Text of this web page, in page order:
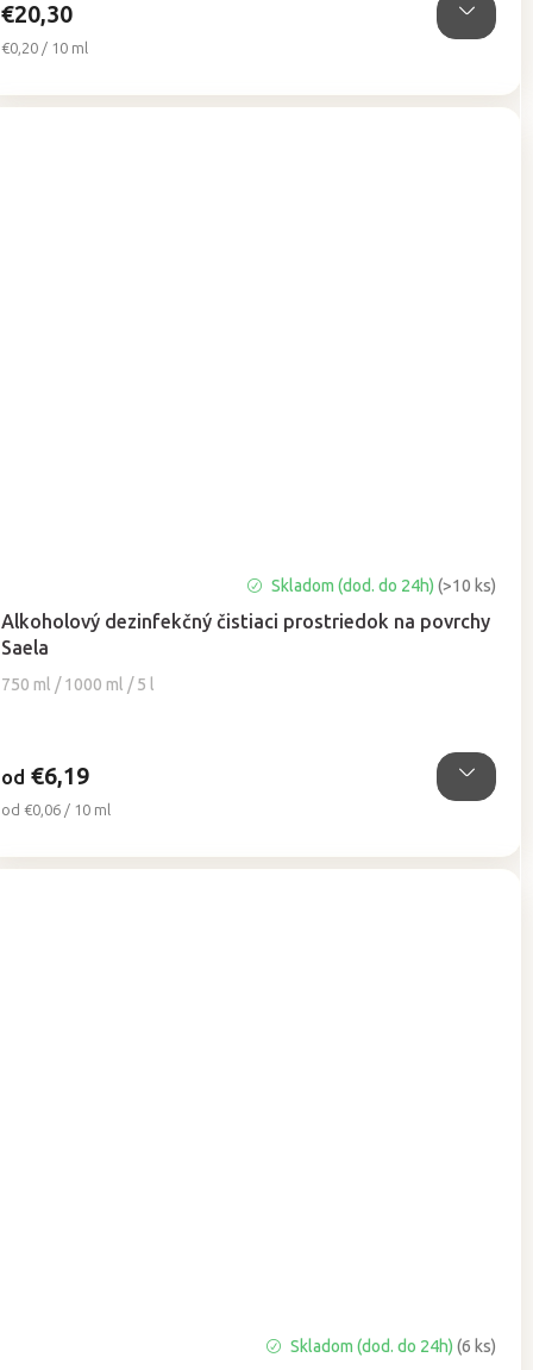
€20,30
Jednotková
€0,20 / 10 ml
Alkoholový dezinfekčný čistiaci prostriedok na povrchy
Saela
750 ml / 1000 ml / 5 l
hodnotenie
produktu
je
5,0
Skladom (dod. do 24h)(>10 ks)
od €6,19
Jednotková
od €0,06 / 10 ml
Skladom (dod. do 24h) (6 ks)